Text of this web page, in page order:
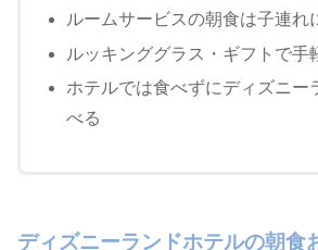
ルームサービスの朝食は子連れ
ルッキンググラス・ギフトで手
ホテルでは食べずにディズニー
べる
ディズニーランドホテルの朝食